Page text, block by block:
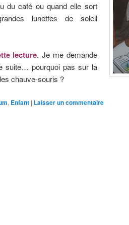
du café ou quand elle sort
lunettes de soleil
lecture. Je me demande
suite… pourquoi pas sur la
chauve-souris ?
, Enfant | Laisser un commentaire